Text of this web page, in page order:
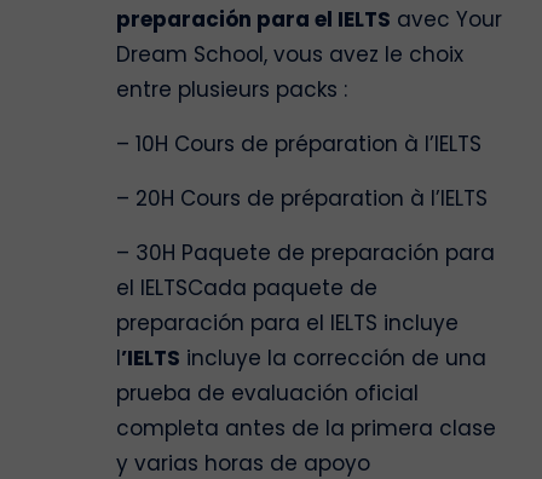
preparación para el IELTS avec Your
Dream School, vous avez le choix
entre plusieurs packs :
– 10H Cours de préparation à l’IELTS
– 20H Cours de préparation à l’IELTS
– 30H Paquete de preparación para
el IELTSCada paquete de
preparación para el IELTS incluye
l’IELTS incluye la corrección de una
prueba de evaluación oficial
completa antes de la primera clase
y varias horas de apoyo